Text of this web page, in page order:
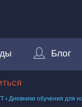
Блог
‹ Дневники обучения для